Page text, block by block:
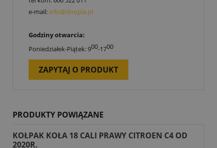
e-mail: info@doopla.pl
Godziny otwarcia:
Poniedziałek-Piątek: 900-1700
ZAPYTAJ O PRODUKT
PRODUKTY POWIĄZANE
KOŁPAK KOŁA 18 CALI PRAWY CITROEN C4 OD
2020R.